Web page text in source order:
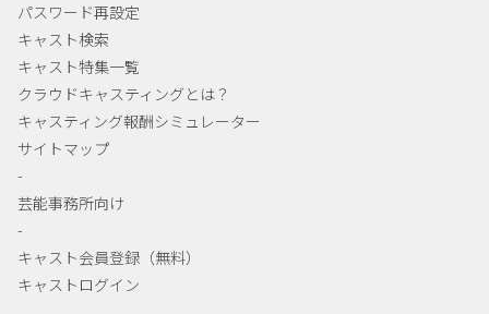
パスワード再設定
キャスト検索
キャスト特集一覧
クラウドキャスティングとは？
キャスティング報酬シミュレーター
サイトマップ
-
芸能事務所向け
-
キャスト会員登録（無料）
キャストログイン